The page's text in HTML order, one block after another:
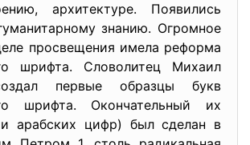
архитектуре. Появились
знанию. Огромное
просвещения имела реформа
шрифта. Словолитец Михаил
первые образцы букв
шрифта. Окончательный их
арабских цифр) был сделан в